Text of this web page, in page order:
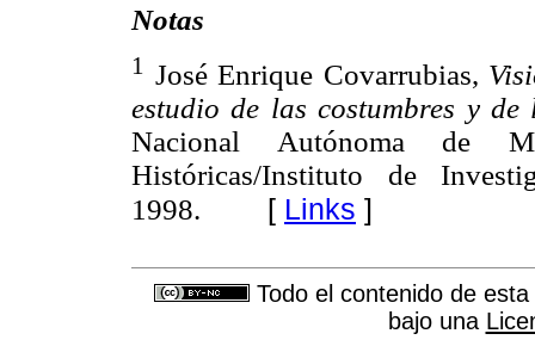
Notas
1 José Enrique Covarrubias,
estudio de las costumbres y
Nacional Autónoma de
Históricas/Instituto de
1998. [ Links ]
Todo el contenido de
bajo una